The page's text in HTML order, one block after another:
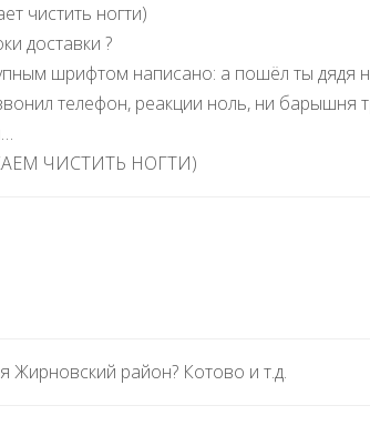
чистить ногти)
доставки ?
шрифтом написано: а пошёл ты дядя
телефон, реакции ноль, ни барышня
ЧИСТИТЬ НОГТИ)
Жирновский район? Котово и т.д.